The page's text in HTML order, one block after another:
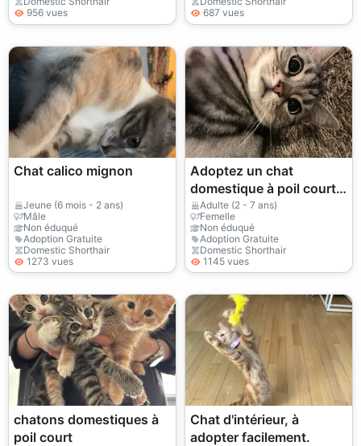
956 vues
687 vues
Chat calico mignon
Jeune (6 mois - 2 ans)
Mâle
Non éduqué
Adoption Gratuite
Domestic Shorthair
1273 vues
Adoptez un chat
domestique à poil court |
Affectueux et joueur
Adulte (2 - 7 ans)
Femelle
Non éduqué
Adoption Gratuite
Domestic Shorthair
1145 vues
chatons domestiques à
poil court
Chat d'intérieur, à
adopter facilement.